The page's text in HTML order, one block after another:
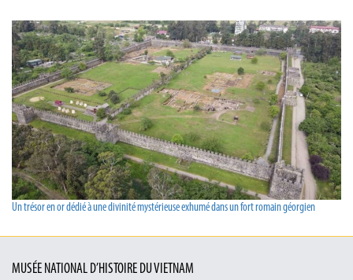
Un trésor en or dédié à une divinité mystérieuse exhumé dans un fort romain géorgien
MUSÉE NATIONAL D’HISTOIRE DU VIETNAM